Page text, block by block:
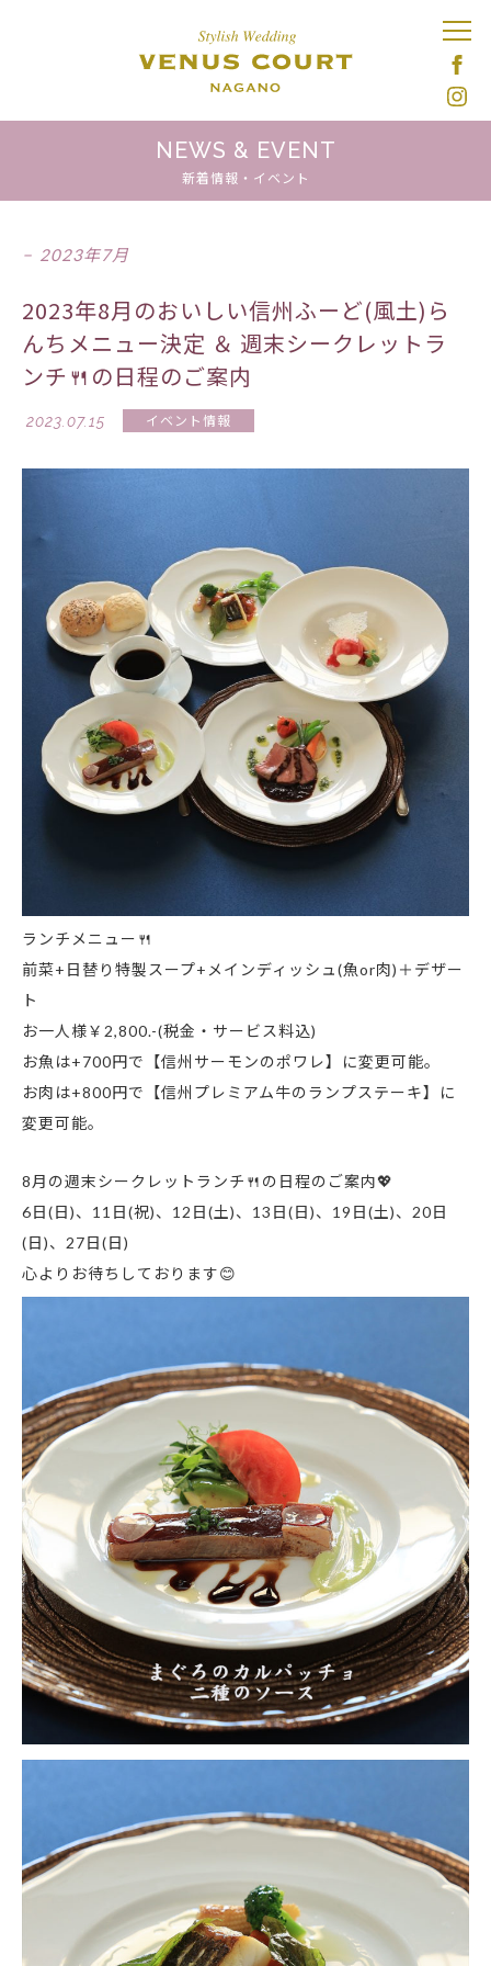
NEWS & EVENT
新着情報・イベント
2023年7月
2023年8月のおいしい信州ふーど(風土)ら
んちメニュー決定 ＆ 週末シークレットラ
ンチ🍴の日程のご案内
2023.07.15 イベント情報
ランチメニュー🍴
前菜+日替り特製スープ+メインディッシュ(魚or肉)＋デザー
ト
お一人様￥2,800.-(税金・サービス料込)
お魚は+700円で【信州サーモンのポワレ】に変更可能。
お肉は+800円で【信州プレミアム牛のランプステーキ】に
変更可能。
8月の週末シークレットランチ🍴の日程のご案内💖
6日(日)、11日(祝)、12日(土)、13日(日)、19日(土)、20日
(日)、27日(日)
心よりお待ちしております😊